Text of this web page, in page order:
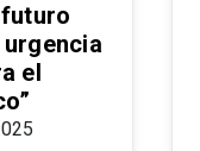
futuro
el